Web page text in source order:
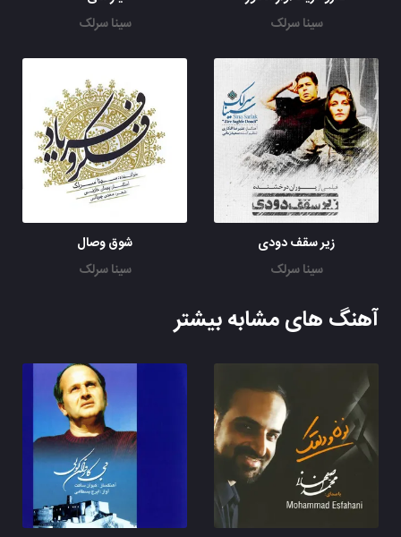
سینا سرلک
سینا سرلک
زیر سقف دودی
سینا سرلک
شوق وصال
سینا سرلک
آهنگ های مشابه بیشتر